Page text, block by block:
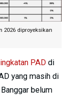
diproyeksikan
PAD di
yang masih di
belum